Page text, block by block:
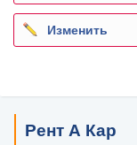
Изменить
Рент А Кар